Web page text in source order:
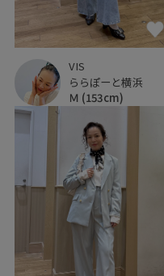
VIS
ららぽーと横浜
Ｍ (153cm)